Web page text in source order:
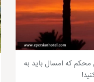
و زمستان: ۱۰ دلیل محکم که امسال باید به